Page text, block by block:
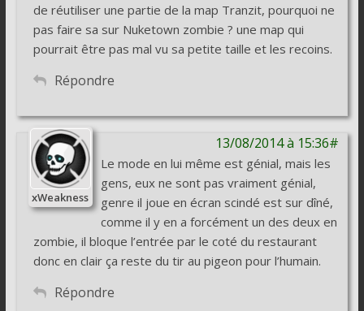
de réutiliser une partie de la map Tranzit, pourquoi ne
pas faire sa sur Nuketown zombie ? une map qui
pourrait être pas mal vu sa petite taille et les recoins.
Répondre
13/08/2014 à 15:36#
xWeakness
Le mode en lui même est génial, mais les
gens, eux ne sont pas vraiment génial,
genre il joue en écran scindé est sur dîné,
comme il y en a forcément un des deux en
zombie, il bloque l’entrée par le coté du restaurant
donc en clair ça reste du tir au pigeon pour l’humain.
Répondre